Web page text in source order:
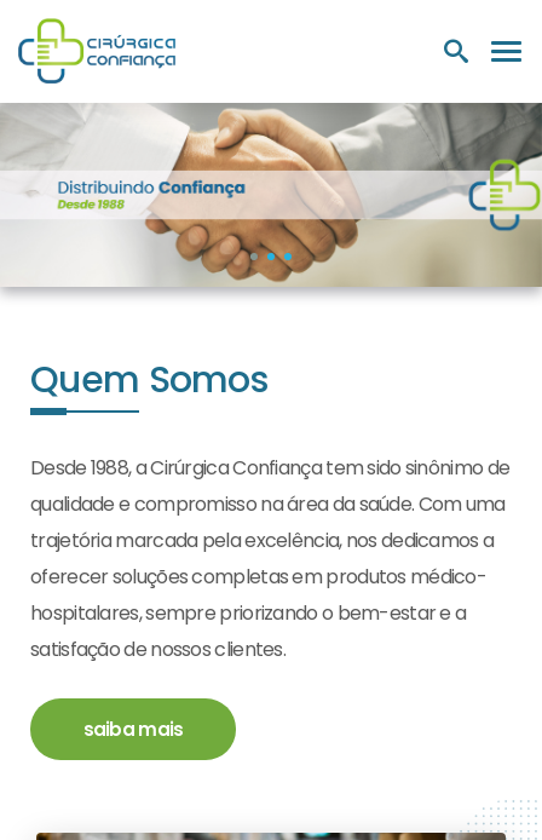
LABORATÓRIOS SUPLEMENTOS
Quem Somos
Desde 1988, a Cirúrgica Confiança tem sido sinônimo de
qualidade e compromisso na área da saúde. Com uma
trajetória marcada pela excelência, nos dedicamos a
oferecer soluções completas em produtos médico-
hospitalares, sempre priorizando o bem-estar e a
satisfação de nossos clientes.
saiba mais